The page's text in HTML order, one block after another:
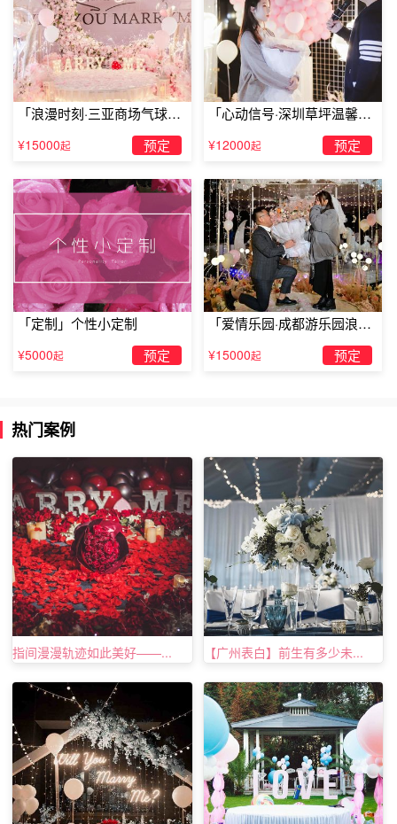
茂名求婚圣地：西餐厅
求婚女孩们都喜欢浪漫的地方，而最经典最浪漫的求婚地点
就是西餐厅，这里是西式浪漫的标志性爱情场所，是约会、
谈情说爱的最佳场地。你可以选择一个浪漫有情调的西餐
厅，带她品尝美食、美味的甜点，然后在餐厅的帮助下，用
一枚定制的钻戒向她求婚。
以上就是茂名求婚的地方，茂名求婚圣地的全部内容。想了
解更多求婚咨询请联系特爱有品后台客服。
「浪漫时刻·三亚商场气球雨
¥15000起 预定
「心动信号·深圳草坪温馨求
¥12000起 预定
「定制」个性小定制
¥5000起 预定
「爱情乐园·成都游乐园浪漫
求婚」
¥15000起 预定
热门案例
指间漫漫轨迹如此美好——... 【广州表白】前生有多少未...